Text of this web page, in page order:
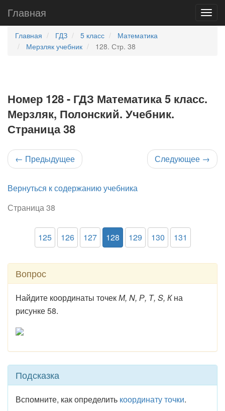
Главная
Главная ГДЗ 5 класс
Математика
Мерзляк учебник
128. Стр. 38
Номер 128 - ГДЗ Математика 5 класс.
Мерзляк, Полонский. Учебник.
Страница 38
← Предыдущее Следующее →
Вернуться к содержанию учебника
Страница 38
125 126 127 128 129 130 131
Вопрос
Найдите координаты точекМ, N, Р, Т, S, Кна
рисунке 58.
Подсказка
Вспомните, как определить координату точки.